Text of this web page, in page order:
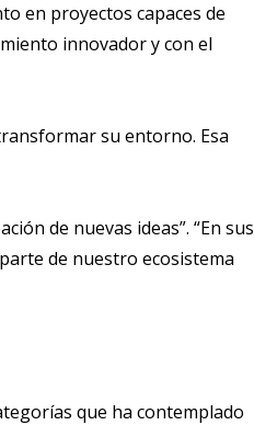
en proyectos capaces de
innovador y con el
su entorno. Esa
de nuevas ideas”. “En sus
de nuestro ecosistema
que ha contemplado